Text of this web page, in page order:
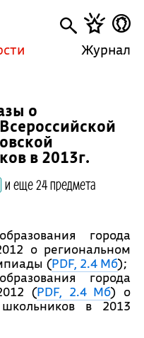
Журнал
о
в 2013г.
и еще 24 предмета
города
о региональном
(PDF, 2.4 Мб);
города
(PDF, 2.4 Мб) о
в 2013